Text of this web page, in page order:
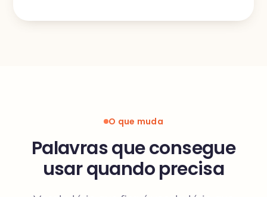
O que muda
Palavras que consegue
usar quando precisa